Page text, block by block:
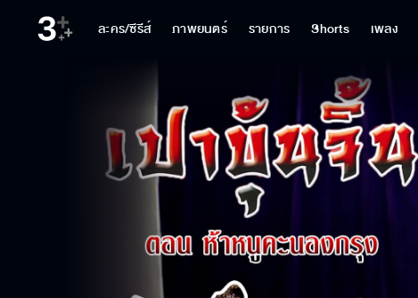
ละคร/ซีรีส์ ภาพยนตร์ รายการ Shorts เพลง